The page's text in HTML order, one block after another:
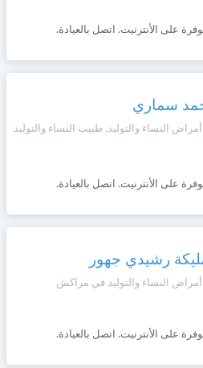
على الأنترنيت. اتصل بالعيادة.
سماري
النساء والتوليد, طبيب النساء والتوليد
على الأنترنيت. اتصل بالعيادة.
رشيدي جهور
النساء والتوليد في مراكش
على الأنترنيت. اتصل بالعيادة.